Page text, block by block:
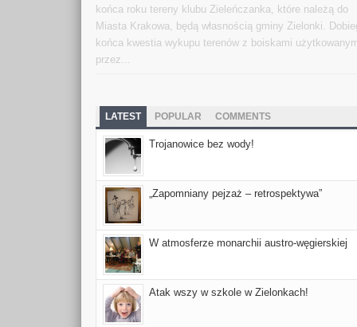
końca roku tereny klubu Zieleńczanka, które należą do
Miasta Krakowa, będą własnością gminy Zielonki.
końca kwestia wykupu terenów z boiskami
przez...
LATEST POPULAR COMMENTS
Trojanowice bez wody!
„Zapomniany pejzaż – retrospektywa”
W atmosferze monarchii austro-węgierskiej
Atak wszy w szkole w Zielonkach!